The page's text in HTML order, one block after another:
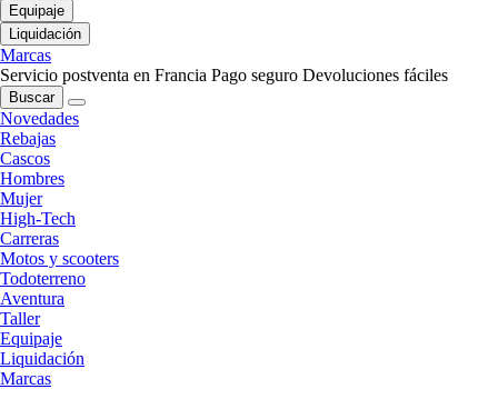
Equipaje
Liquidación
Marcas
Servicio postventa en Francia Pago seguro Devoluciones fáciles
Buscar
Novedades
Rebajas
Cascos
Hombres
Mujer
High-Tech
Carreras
Motos y scooters
Todoterreno
Aventura
Taller
Equipaje
Liquidación
Marcas